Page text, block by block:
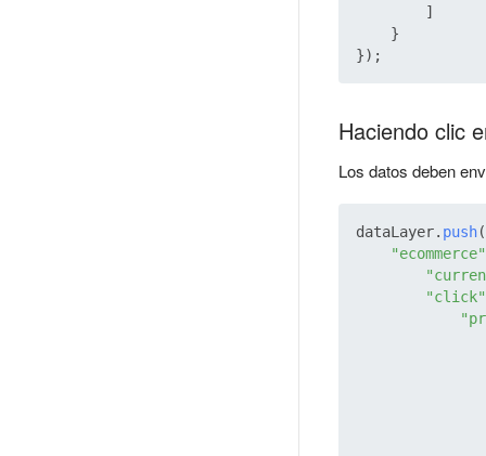
        ]
    }
Haciendo clic
Los datos deben
dataLayer. push
"ecommerce"
"click"